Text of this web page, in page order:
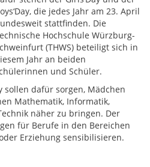
die jedes Jahr am 23. April
stattfinden. Die
Hochschule Würzburg-
(THWS) beteiligt sich in
Jahr an beiden
und Schüler.
sollen dafür sorgen, Mädchen
Mathematik, Informatik,
näher zu bringen. Der
für Berufe in den Bereichen
Erziehung sensibilisieren.